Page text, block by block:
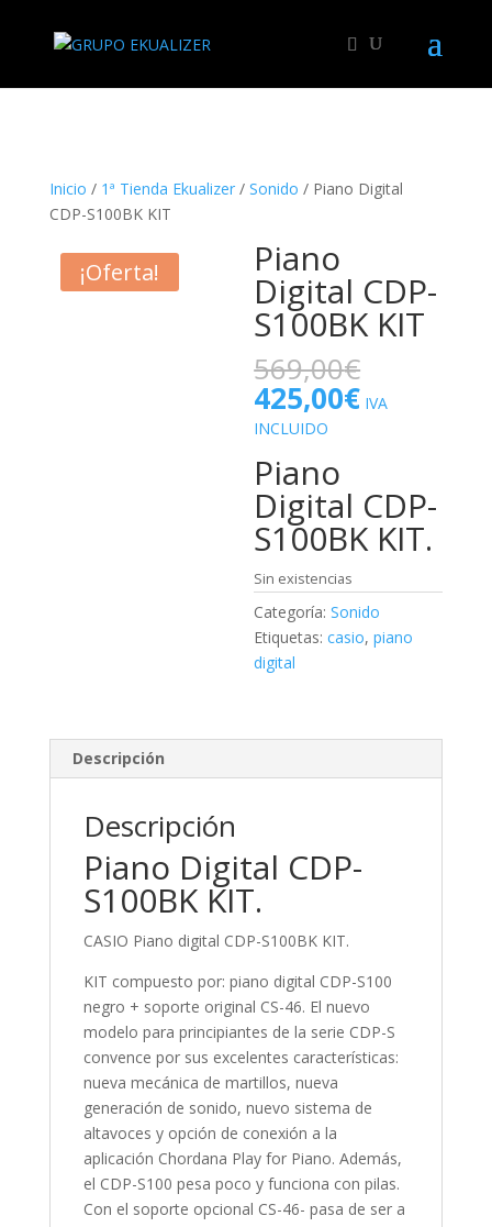
Inicio / 1ª Tienda Ekualizer/ Sonido / Piano Digital
CDP-S100BK KIT
¡Oferta! Piano
Digital CDP-
S100BK KIT
569,00€
precio
original
425,00€El
precio
425,00€.
IVA
INCLUIDO
Piano
Digital CDP-
S100BK KIT.
Sin existencias
Categoría:Sonido
Etiquetas:casio,piano
digital
Descripción
Descripción
Piano Digital CDP-
S100BK KIT.
CASIO Piano digital CDP-S100BK KIT.
KIT compuesto por: piano digital CDP-S100
negro + soporte original CS-46. El nuevo
modelo para principiantes de la serie CDP-S
convence por sus excelentes características:
nueva mecánica de martillos, nueva
generación de sonido, nuevo sistema de
altavoces y opción de conexión a la
aplicación Chordana Play for Piano. Además,
el CDP-S100 pesa poco y funciona con pilas.
Con el soporte opcional CS-46- pasa de ser a